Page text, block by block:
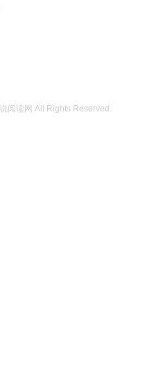
阅读网 All Rights Reserved.